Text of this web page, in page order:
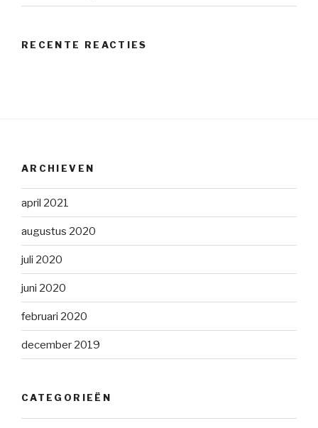
RECENTE REACTIES
ARCHIEVEN
april 2021
augustus 2020
juli 2020
juni 2020
februari 2020
december 2019
CATEGORIEËN